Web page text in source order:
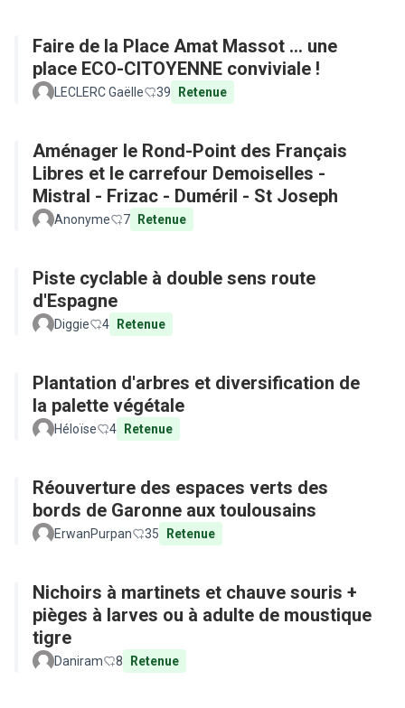
Faire de la Place Amat Massot ... une
place ECO-CITOYENNE conviviale !
LECLERC Gaëlle 39 Retenue
Aménager le Rond-Point des Français
Libres et le carrefour Demoiselles -
Mistral - Frizac - Duméril - St Joseph
Anonyme 7 Retenue
Piste cyclable à double sens route
d'Espagne
Diggie 4 Retenue
Plantation d'arbres et diversification de
la palette végétale
Héloïse 4 Retenue
Réouverture des espaces verts des
bords de Garonne aux toulousains
ErwanPurpan 35 Retenue
Nichoirs à martinets et chauve souris +
pièges à larves ou à adulte de moustique
tigre
Daniram 8 Retenue